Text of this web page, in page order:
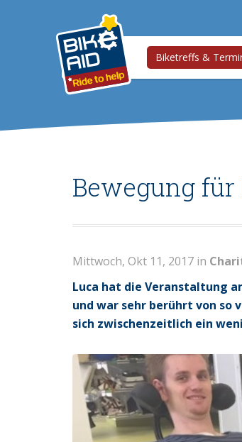
Biketreffs &
Bewegung für
Mittwoch, Okt 11, 2017 in
Luca hat die Veranstaltung
und war sehr berührt von so
sich zwischenzeitlich ein